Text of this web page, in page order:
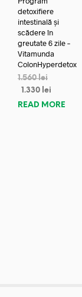
detoxifiere
intestinală și
scădere în
greutate 6 zile –
Vitamunda
ColonHyperdetox
1.560lei
1.330 lei
READ MORE